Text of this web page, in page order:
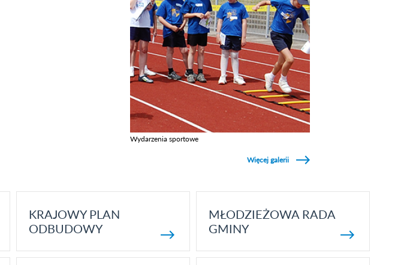
Wydarzenia sportowe
Więcej galerii
KRAJOWY PLAN
ODBUDOWY
MŁODZIEŻOWA RADA
GMINY